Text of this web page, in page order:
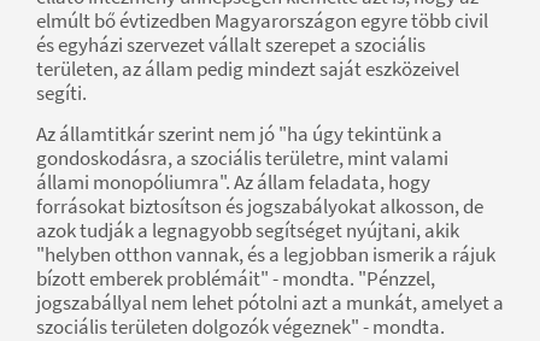
elmúlt bő évtizedben Magyarországon egyre több civil
és egyházi szervezet vállalt szerepet a szociális
területen, az állam pedig mindezt saját eszközeivel
segíti.
Az államtitkár szerint nem jó "ha úgy tekintünk a
gondoskodásra, a szociális területre, mint valami
állami monopóliumra". Az állam feladata, hogy
forrásokat biztosítson és jogszabályokat alkosson, de
azok tudják a legnagyobb segítséget nyújtani, akik
"helyben otthon vannak, és a legjobban ismerik a rájuk
bízott emberek problémáit" - mondta. "Pénzzel,
jogszabállyal nem lehet pótolni azt a munkát, amelyet a
szociális területen dolgozók végeznek" - mondta.